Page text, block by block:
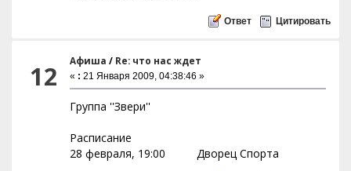
Ответ Цитировать
12 Афиша / Re: что нас ждет
« : 21 Января 2009, 04:38:46 »
Группа ''Звери''
Расписание
28 февраля, 19:00 Дворец Спорта